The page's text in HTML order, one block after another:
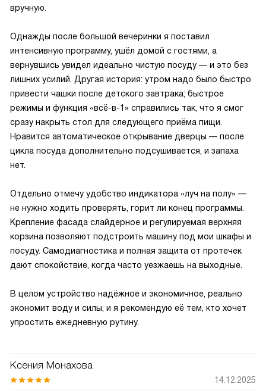
вручную.
Однажды после большой вечеринки я поставил
интенсивную программу, ушёл домой с гостями, а
вернувшись увидел идеально чистую посуду — и это без
лишних усилий. Другая история: утром надо было быстро
привести чашки после детского завтрака; быстрое
режимы и функция «всё-в-1» справились так, что я смог
сразу накрыть стол для следующего приёма пищи.
Нравится автоматическое открывание дверцы — после
цикла посуда дополнительно подсушивается, и запаха
нет.
Отдельно отмечу удобство индикатора «луч на полу» —
не нужно ходить проверять, горит ли конец программы.
Крепление фасада слайдерное и регулируемая верхняя
корзина позволяют подстроить машину под мои шкафы и
посуду. Самодиагностика и полная защита от протечек
дают спокойствие, когда часто уезжаешь на выходные.
В целом устройство надёжное и экономичное, реально
экономит воду и силы, и я рекомендую её тем, кто хочет
упростить ежедневную рутину.
Ксения Монахова
14.12.2025